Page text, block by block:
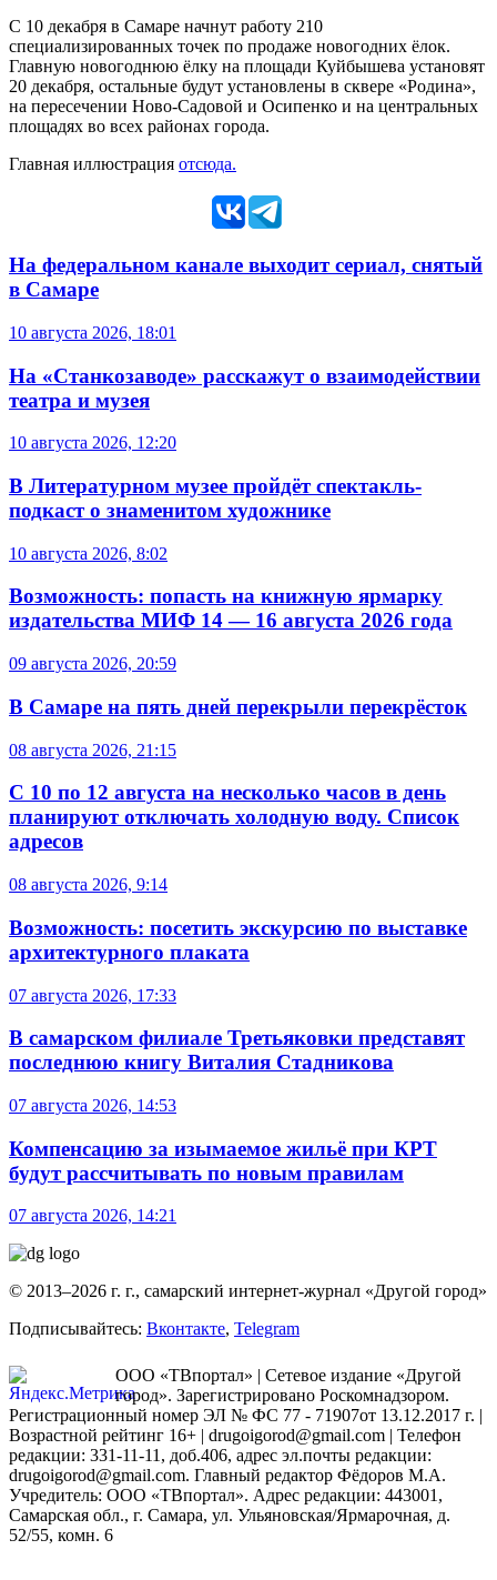
С 10 декабря в Самаре начнут работу 210
специализированных точек по продаже новогодних ёлок.
Главную новогоднюю ёлку на площади Куйбышева установят
20 декабря, остальные будут установлены в сквере «Родина»,
на пересечении Ново-Садовой и Осипенко и на центральных
площадях во всех районах города.
Главная иллюстрация отсюда.
На федеральном канале выходит сериал, снятый
в Самаре
10 августа 2026, 18:01
На «Станкозаводе» расскажут о взаимодействии
театра и музея
10 августа 2026, 12:20
В Литературном музее пройдёт спектакль-
подкаст о знаменитом художнике
10 августа 2026, 8:02
Возможность: попасть на книжную ярмарку
издательства МИФ 14 — 16 августа 2026 года
09 августа 2026, 20:59
В Самаре на пять дней перекрыли перекрёсток
08 августа 2026, 21:15
С 10 по 12 августа на несколько часов в день
планируют отключать холодную воду. Список
адресов
08 августа 2026, 9:14
Возможность: посетить экскурсию по выставке
архитектурного плаката
07 августа 2026, 17:33
В самарском филиале Третьяковки представят
последнюю книгу Виталия Стадникова
07 августа 2026, 14:53
Компенсацию за изымаемое жильё при КРТ
будут рассчитывать по новым правилам
07 августа 2026, 14:21
© 2013–2026 г. г., самарский интернет-журнал «Другой город»
Подписывайтесь: Вконтакте, Telegram
ООО «ТВпортал» | Сетевое издание «Другой
город». Зарегистрировано Роскомнадзором.
Регистрационный номер ЭЛ № ФС 77 - 71907от 13.12.2017 г. |
Возрастной рейтинг 16+ | drugoigorod@gmail.com | Телефон
редакции: 331-11-11, доб.406, адрес эл.почты редакции:
drugoigorod@gmail.com. Главный редактор Фёдоров М.А.
Учредитель: ООО «ТВпортал». Адрес редакции: 443001,
Самарская обл., г. Самара, ул. Ульяновская/Ярмарочная, д.
52/55, комн. 6